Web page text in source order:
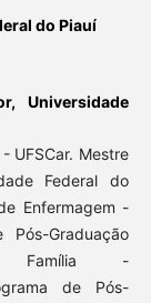
do Piauí
Universidade
UFSCar. Mestre
Federal do
Enfermagem -
Graduação
Família -
de Pós-